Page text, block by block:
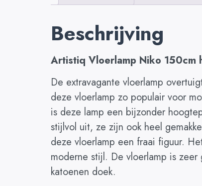
Beschrijving
Artistiq Vloerlamp Niko 150cm
De extravagante vloerlamp
deze vloerlamp zo populair voor
is deze lamp een bijzonder
stijlvol uit, ze zijn ook heel
deze vloerlamp een fraai figuur.
moderne stijl. De vloerlamp is
katoenen doek.